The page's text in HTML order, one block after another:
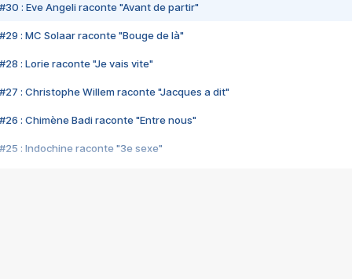
#30 : Eve Angeli raconte "Avant de partir"
#29 : MC Solaar raconte "Bouge de là"
#28 : Lorie raconte "Je vais vite"
#27 : Christophe Willem raconte "Jacques a dit"
#26 : Chimène Badi raconte "Entre nous"
#25 : Indochine raconte "3e sexe"